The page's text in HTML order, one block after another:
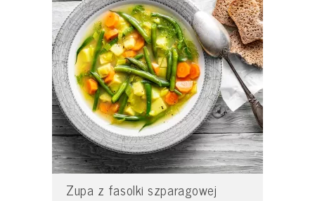
Zupa z fasolki szparagowej